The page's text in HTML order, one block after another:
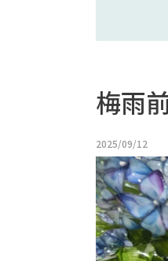
梅雨
2025/09/12